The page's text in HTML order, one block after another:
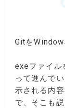
Gitを
exeファイル
って進んで
示される内
で、そこも説